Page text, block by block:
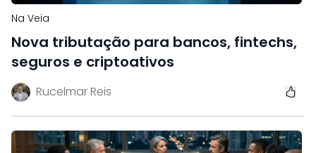
Na Veia
Nova tributação para bancos, fintechs,
seguros e criptoativos
Rucelmar Reis